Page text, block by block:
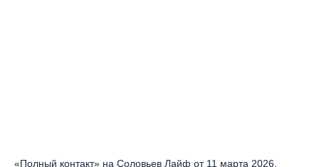
«Полный контакт» на Соловьев Лайф от 11 марта 2026.